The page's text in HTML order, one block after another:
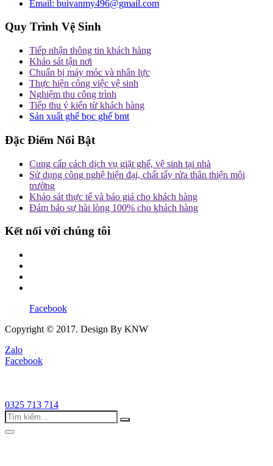
Email: buivanmy496@gmail.com
Quy Trình Vệ Sinh
Tiếp nhận thông tin khách hàng
Khảo sát tận nơi
Chuẩn bị máy móc và nhân lực
Thực hiện công việc vệ sinh
Nghiệm thu công trình
Tiếp thu ý kiến từ khách hàng
Sản xuất ghế bọc ghế bmt
Đặc Điểm Nổi Bật
Cung cấp cách dịch vụ giặt ghế, vệ sinh tại nhà
Sử dụng công nghệ hiện đại, chất tẩy rửa thân thiện môi
trường
Khảo sát thực tế và báo giá cho khách hàng
Đảm bảo sự hài lòng 100% cho khách hàng
Kết nối với chúng tôi
Facebook
Copyright © 2017. Design By KNW
Zalo
Facebook
0325 713 714